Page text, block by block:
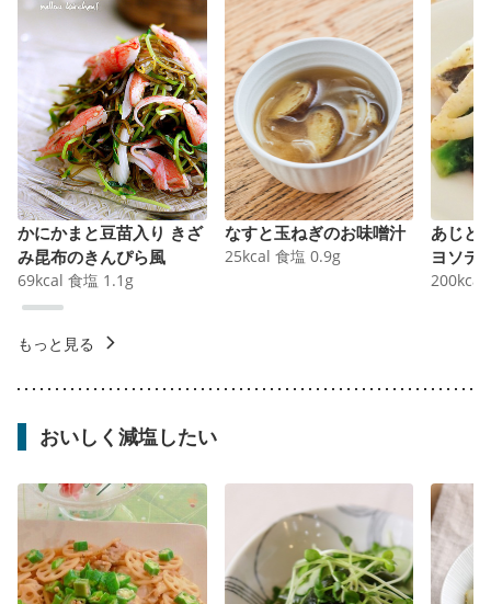
かにかまと豆苗入り きざ
み昆布のきんぴら風
69kcal 食塩 1.1 g
なすと玉ねぎのお味噌汁
25kcal 食塩 0.9g
あじと
ヨソテ
200kcal
もっと見る
おいしく減塩したい